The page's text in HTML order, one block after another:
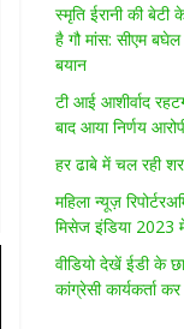
स्मृति ईरानी की बेटी
है गौ मांस: सीएम बघेल
बयान
टी आई आशीर्वाद
बाद आया निर्णय
हर ढाबे में चल रही
महिला न्यूज़
मिसेज इंडिया 2023
वीडियो देखें ईडी के
कांग्रेसी कार्यकर्ता